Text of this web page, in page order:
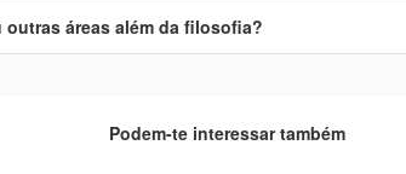
áreas além da filosofia?
Podem-te interessar também